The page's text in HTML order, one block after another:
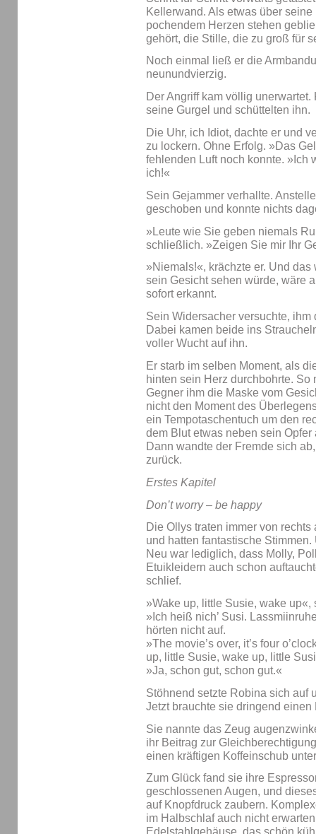
Kellerwand. Als etwas über
pochendem Herzen stehen
gehört, die Stille, die zu groß für
Noch einmal ließ er die
neunundvierzig.
Der Angriff kam völlig
seine Gurgel und schüttelten ihn.
Die Uhr, ich Idiot, dachte er und
zu lockern. Ohne Erfolg. »Das
fehlenden Luft noch konnte. »Ich
ich!«
Sein Gejammer verhallte.
geschoben und konnte nichts
»Leute wie Sie geben niemals
schließlich. »Zeigen Sie mir Ihr
»Niemals!«, krächzte er. Und
sein Gesicht sehen würde, wäre
sofort erkannt.
Sein Widersacher versuchte,
Dabei kamen beide ins
voller Wucht auf ihn.
Er starb im selben Moment, als
hinten sein Herz durchbohrte. So
Gegner ihm die Maske vom
nicht den Moment des
ein Tempotaschentuch um den
dem Blut etwas neben sein
Dann wandte der Fremde sich
zurück.
Erstes Kapitel
Don’t worry – be happy
Die Ollys traten immer von
und hatten fantastische
Neu war lediglich, dass Molly,
Etuikleidern auch schon
schlief.
»Wake up, little Susie, wake up«,
»Ich heiß nich’ Susi.
hörten nicht auf.
»The movie’s over, it’s four
up, little Susie, wake up, little
»Ja, schon gut, schon gut.«
Stöhnend setzte Robina sich auf
Jetzt brauchte sie dringend einen
Sie nannte das Zeug
ihr Beitrag zur
einen kräftigen Koffeinschub
Zum Glück fand sie ihre
geschlossenen Augen, und
auf Knopfdruck zaubern.
im Halbschlaf auch nicht